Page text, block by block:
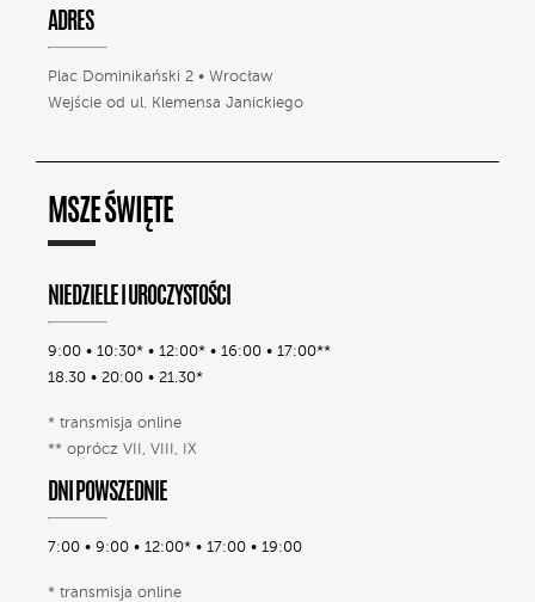
ADRES
Plac Dominikański 2 • Wrocław
Wejście od ul. Klemensa Janickiego
MSZE ŚWIĘTE
NIEDZIELE I UROCZYSTOŚCI
9:00 • 10:30* • 12:00* • 16:00 • 17:00**
18.30 • 20:00 • 21.30*
* transmisja online
** oprócz VII, VIII, IX
DNI POWSZEDNIE
7:00 • 9:00 • 12:00* • 17:00 • 19:00
* transmisja online